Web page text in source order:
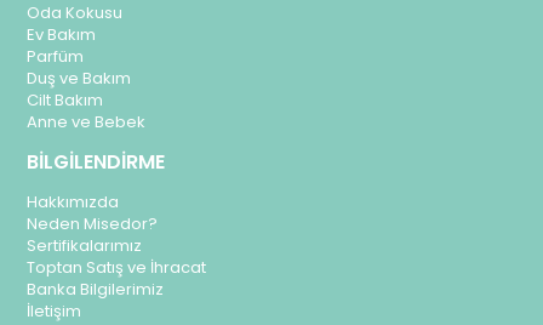
Oda Kokusu
Ev Bakım
Parfüm
Duş ve Bakım
Cilt Bakım
Anne ve Bebek
BİLGİLENDİRME
Hakkımızda
Neden Misedor?
Sertifikalarımız
Toptan Satış ve İhracat
Banka Bilgilerimiz
İletişim